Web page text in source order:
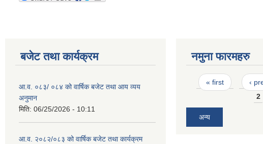
बजेट तथा कार्यक्रम
आ.व. ०८३/ ०८४ को वार्षिक बजेट तथा आय व्यय
अनुमान
मिति: 06/25/2026 - 10:11
आ.व. २०८२/०८३ को वार्षिक बजेट तथा कार्यक्रम
नमुना फारमहरु
Pages
« first ‹
2
अन्य